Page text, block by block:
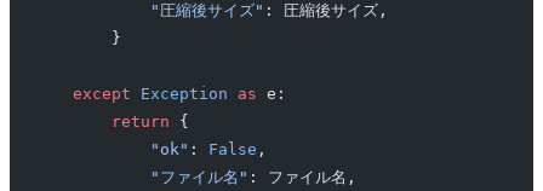
            "圧縮後サイズ"
: 圧縮後サイズ,
        }
    except
Exception as e:
        return
{
            "ok"
: False ,
            "ファイル名"
: ファイル名,